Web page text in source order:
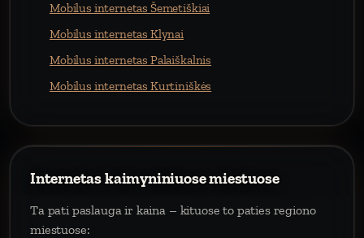
Mobilus internetas Šemetiškiai
Mobilus internetas Klynai
Mobilus internetas Palaiškalnis
Mobilus internetas Kurtiniškės
Internetas kaimyniniuose miestuose
Ta pati paslauga ir kaina – kituose to paties regiono
miestuose: